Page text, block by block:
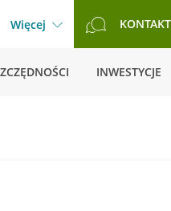
Więcej KONTAKT
INWESTYCJE